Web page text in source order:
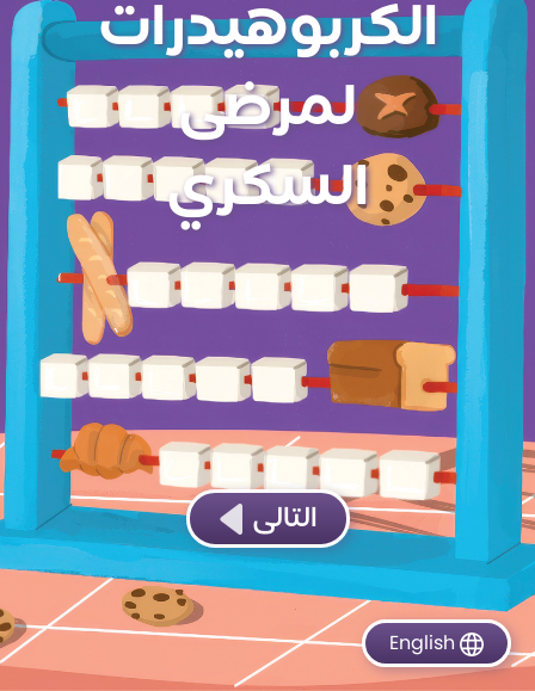
الكربوهيدرات
لمرضى
السكري
التالى
English